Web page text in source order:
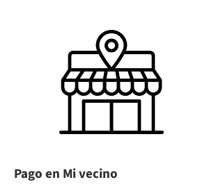
Pago en Mi vecino